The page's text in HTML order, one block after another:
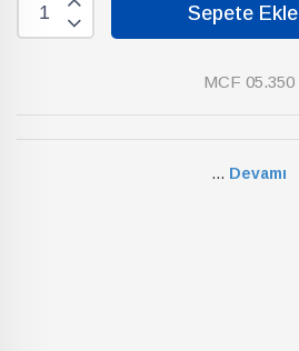
Sepete Ekle
MCF 05.350
... Devamı